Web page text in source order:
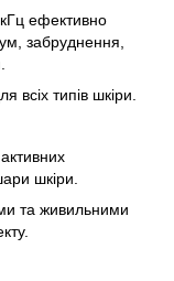
кГц ефективно
забруднення,
всіх типів шкіри.
шкіри.
та живильними